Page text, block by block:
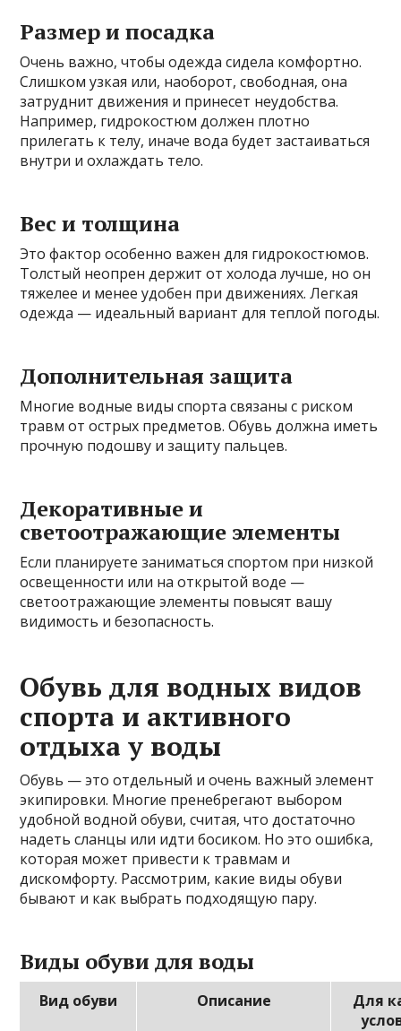
Размер и посадка
Очень важно, чтобы одежда сидела комфортно.
Слишком узкая или, наоборот, свободная, она
затруднит движения и принесет неудобства.
Например, гидрокостюм должен плотно
прилегать к телу, иначе вода будет застаиваться
внутри и охлаждать тело.
Вес и толщина
Это фактор особенно важен для гидрокостюмов.
Толстый неопрен держит от холода лучше, но он
тяжелее и менее удобен при движениях. Легкая
одежда — идеальный вариант для теплой погоды.
Дополнительная защита
Многие водные виды спорта связаны с риском
травм от острых предметов. Обувь должна иметь
прочную подошву и защиту пальцев.
Декоративные и
светоотражающие элементы
Если планируете заниматься спортом при низкой
освещенности или на открытой воде —
светоотражающие элементы повысят вашу
видимость и безопасность.
Обувь для водных видов
спорта и активного
отдыха у воды
Обувь — это отдельный и очень важный элемент
экипировки. Многие пренебрегают выбором
удобной водной обуви, считая, что достаточно
надеть сланцы или идти босиком. Но это ошибка,
которая может привести к травмам и
дискомфорту. Рассмотрим, какие виды обуви
бывают и как выбрать подходящую пару.
Виды обуви для воды
Вид обуви Описание
Для